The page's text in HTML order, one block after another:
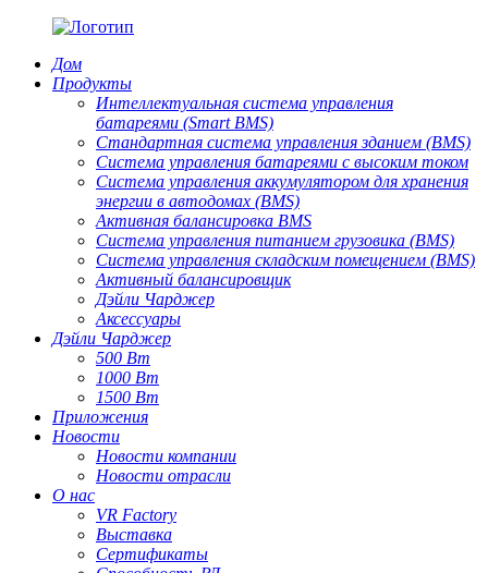
Дом
Продукты
Интеллектуальная система управления
батареями (Smart BMS)
Стандартная система управления зданием (BMS)
Система управления батареями с высоким током
Система управления аккумулятором для хранения
энергии в автодомах (BMS)
Активная балансировка BMS
Система управления питанием грузовика (BMS)
Система управления складским помещением (BMS)
Активный балансировщик
Дэйли Чарджер
Аксессуары
Дэйли Чарджер
500 Вт
1000 Вт
1500 Вт
Приложения
Новости
Новости компании
Новости отрасли
О нас
VR Factory
Выставка
Сертификаты